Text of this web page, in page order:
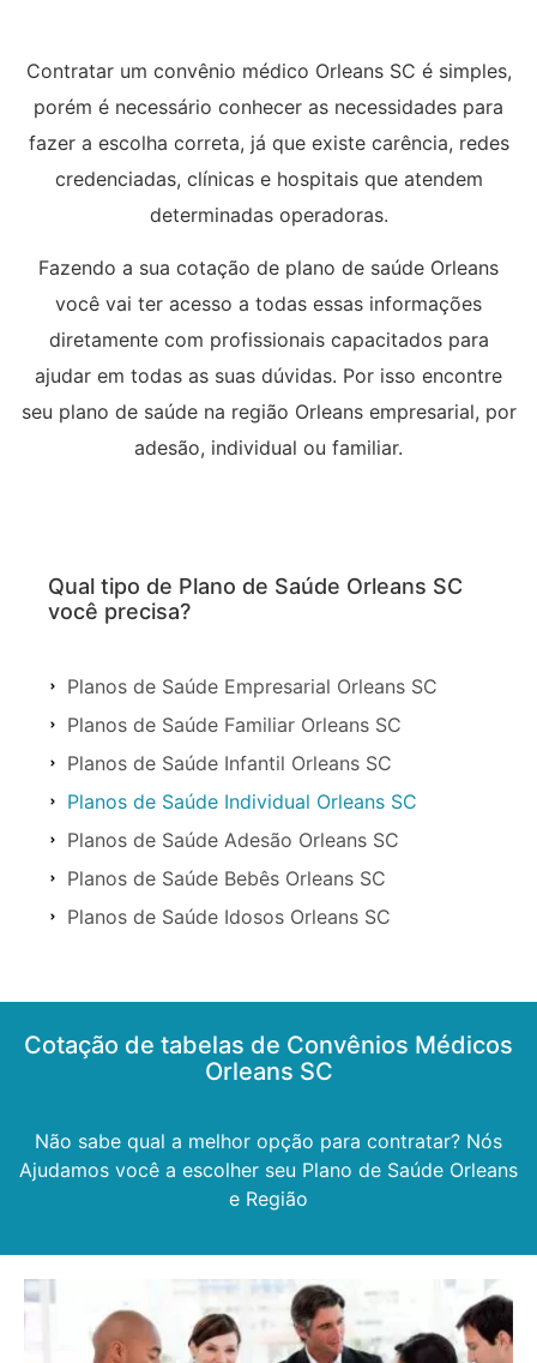
Contratar um convênio médico Orleans SC é simples,
porém é necessário conhecer as necessidades para
fazer a escolha correta, já que existe carência, redes
credenciadas, clínicas e hospitais que atendem
determinadas operadoras.
Fazendo a sua cotação de plano de saúde Orleans
você vai ter acesso a todas essas informações
diretamente com profissionais capacitados para
ajudar em todas as suas dúvidas. Por isso encontre
seu plano de saúde na região Orleans empresarial, por
adesão, individual ou familiar.
Qual tipo de Plano de Saúde Orleans SC
você precisa?
Planos de Saúde Empresarial Orleans SC
Planos de Saúde Familiar Orleans SC
Planos de Saúde Infantil Orleans SC
Planos de Saúde Individual Orleans SC
Planos de Saúde Adesão Orleans SC
Planos de Saúde Bebês Orleans SC
Planos de Saúde Idosos Orleans SC
Cotação de tabelas de Convênios Médicos
Orleans SC
Não sabe qual a melhor opção para contratar? Nós
Ajudamos você a escolher seu Plano de Saúde Orleans
e Região